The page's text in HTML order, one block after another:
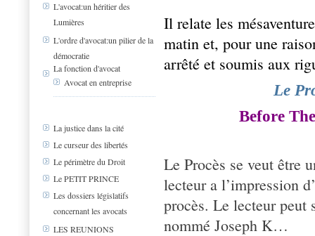
L'avocat:un héritier des
Lumières
L'ordre d'avocat:un pilier de la
démocratie
La fonction d'avocat
Avocat en entreprise
La justice dans la cité
Le curseur des libertés
Le périmètre du Droit
Le PETIT PRINCE
Les dossiers législatifs
concernant les avocats
LES REUNIONS
Il relate les
matin et, pour une
arrêté et soumis aux
Le
Before
Le Procès se veut être
lecteur a l’impression
procès. Le lecteur peut
nommé Joseph K…